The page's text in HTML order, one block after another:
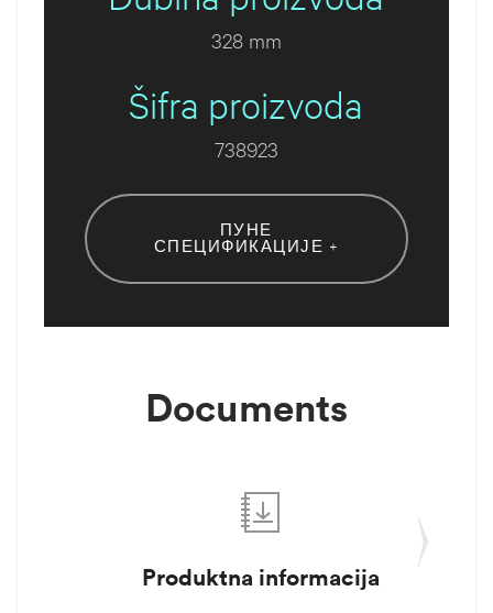
328 mm
Šifra proizvoda
738923
ПУНЕ
СПЕЦИФИКАЦИЈЕ +
Documents
Produktna informacija